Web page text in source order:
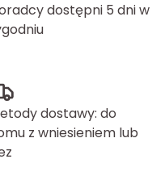
dostępni 5 dni w
dostawy: do
z wniesieniem lub